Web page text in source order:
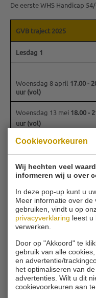
Cookievoorkeuren
Wij hechten veel
informeren wij u over
In deze pop-up kunt u
Meer informatie over de
gebruiken, vindt u op
privacyverklaring leest u
verwerken.
Door op "Akkoord" te
gebruik van alle
en advertentie/
het optimaliseren van
advertenties. Wilt u dit
cookievoorkeuren aan te
De eerste WHS Handicap
GVB traject 2025
Lesdag 1
Woensdag 8 april 17.00 -
uur (vol)
Woensdag 13 mei 18.00 -
uur (vol)
Woensdag 10 juni18.00 -
uur (vol)
Woensdag 15 juli18.00 -
uur (vol)
Woensdag 12 augustus
21.00 uur (vol)
Woensdag 16 september
21.00 uur
Woensdag 7 oktober
20.00 uur